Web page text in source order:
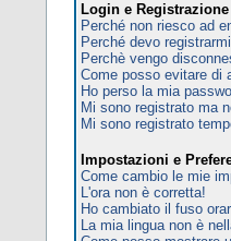
Login e Registrazione
Perché non riesco ad
Perché devo
Perchè vengo
Come posso evitare di
Ho perso la mia
Mi sono registrato ma
Mi sono registrato
Impostazioni e
Come cambio le mie
L'ora non è corretta!
Ho cambiato il fuso
La mia lingua non è